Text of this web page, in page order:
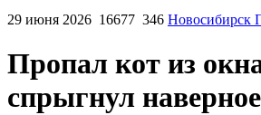
29 июня 2026 16677 346 Новосибирск
Пропал кот из
спрыгнул наверное